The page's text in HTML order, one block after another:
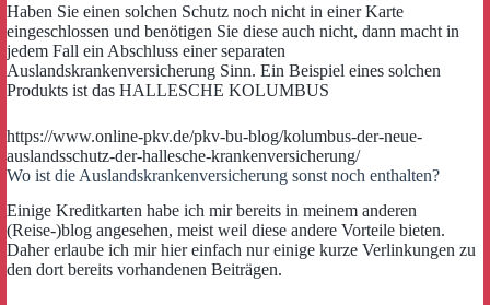
Haben Sie einen solchen Schutz noch nicht in einer Karte
eingeschlossen und benötigen Sie diese auch nicht, dann macht in
jedem Fall ein Abschluss einer separaten
Auslandskrankenversicherung Sinn. Ein Beispiel eines solchen
Produkts ist das HALLESCHE KOLUMBUS
https://www.online-pkv.de/pkv-bu-blog/kolumbus-der-neue-
auslandsschutz-der-hallesche-krankenversicherung/
Wo ist die Auslandskrankenversicherung sonst noch enthalten?
Einige Kreditkarten habe ich mir bereits in meinem anderen
(Reise-)blog angesehen, meist weil diese andere Vorteile bieten.
Daher erlaube ich mir hier einfach nur einige kurze Verlinkungen zu
den dort bereits vorhandenen Beiträgen.